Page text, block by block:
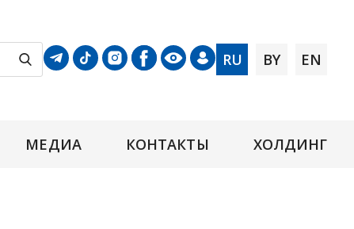
RU BY EN
МЕДИА КОНТАКТЫ ХОЛДИНГ